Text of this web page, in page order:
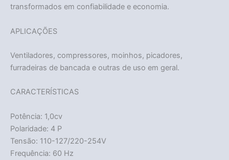
transformados em confiabilidade e economia.
APLICAÇÕES
Ventiladores, compressores, moinhos, picadores,
furradeiras de bancada e outras de uso em geral.
CARACTERÍSTICAS
Potência: 1,0cv
Polaridade: 4 P
Tensão: 110-127/220-254V
Frequência: 60 Hz